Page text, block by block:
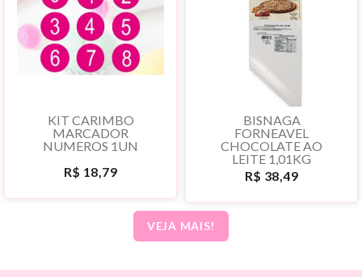
KIT CARIMBO
MARCADOR
NUMEROS 1UN
R$ 18,79
BISNAGA
FORNEAVEL
CHOCOLATE AO
LEITE 1,01KG
R$ 38,49
VEJA MAIS!